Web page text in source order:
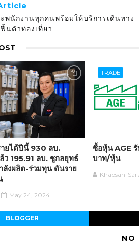
พนักงานทุกคนพร้อมให้บริการเดินทาง
นตัวท่องเที่ยว
ายได้ปีนี้ 930 ลบ.
ว 195.91 ลบ. ชูกลยุทธ์
ลังผลิต-ร่วมทุน ดันราย
May 24, 2024
TRADE
ซื้อหุ้น AGE
บาท/หุ้น
Khaosan-
BLOGGER
NO